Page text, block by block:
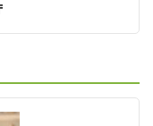
Диапазон
4,800 ₸